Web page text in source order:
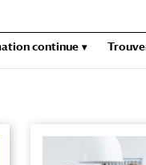
continue